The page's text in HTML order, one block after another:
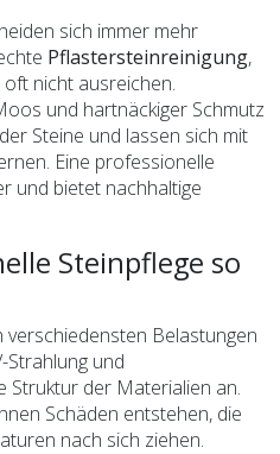
sich immer mehr
Pflastersteinreinigung,
nicht ausreichen.
und hartnäckiger Schmutz
Steine und lassen sich mit
Eine professionelle
und bietet nachhaltige
Steinpflege so
Belastungen
Strahlung und
Struktur der Materialien an.
Schäden entstehen, die
nach sich ziehen.